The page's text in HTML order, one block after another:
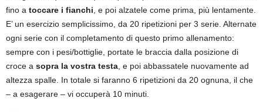
fino a toccare i fianchi , e poi alzatele come prima, più lentamente.
E’ un esercizio semplicissimo, da 20 ripetizioni per 3 serie. Alternate
ogni serie con il completamento di questo primo allenamento:
sempre con i pesi/bottiglie, portate le braccia dalla posizione di
croce a sopra la vostra testa , e poi abbassatele nuovamente ad
altezza spalle. In totale si faranno 6 ripetizioni da 20 ognuna, il che
– a esagerare – vi occuperà 10 minuti.